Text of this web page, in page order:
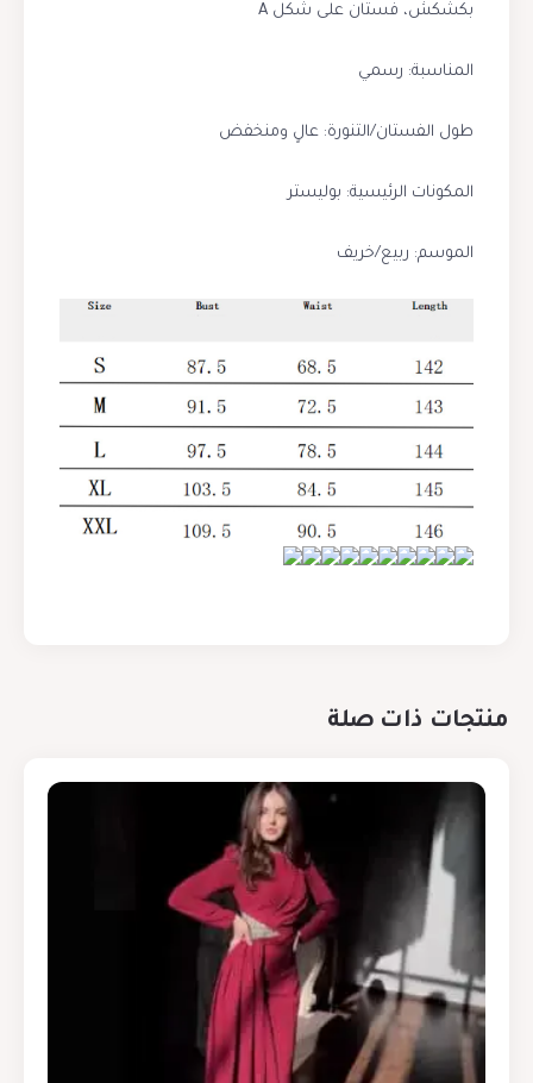
بكشكش، فستان على شكل A
المناسبة: رسمي
طول الفستان/التنورة: عالٍ ومنخفض
المكونات الرئيسية: بوليستر
الموسم: ربيع/خريف
منتجات ذات صلة